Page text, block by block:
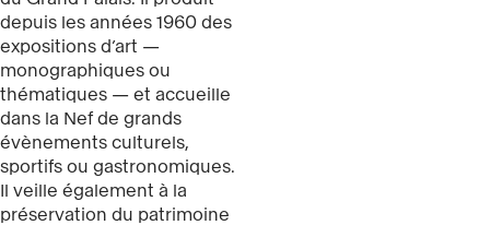
depuis les années 1960 des
expositions d’art —
monographiques ou
thématiques — et accueille
dans la Nef de grands
évènements culturels,
sportifs ou gastronomiques.
Il veille également à la
préservation du patrimoine